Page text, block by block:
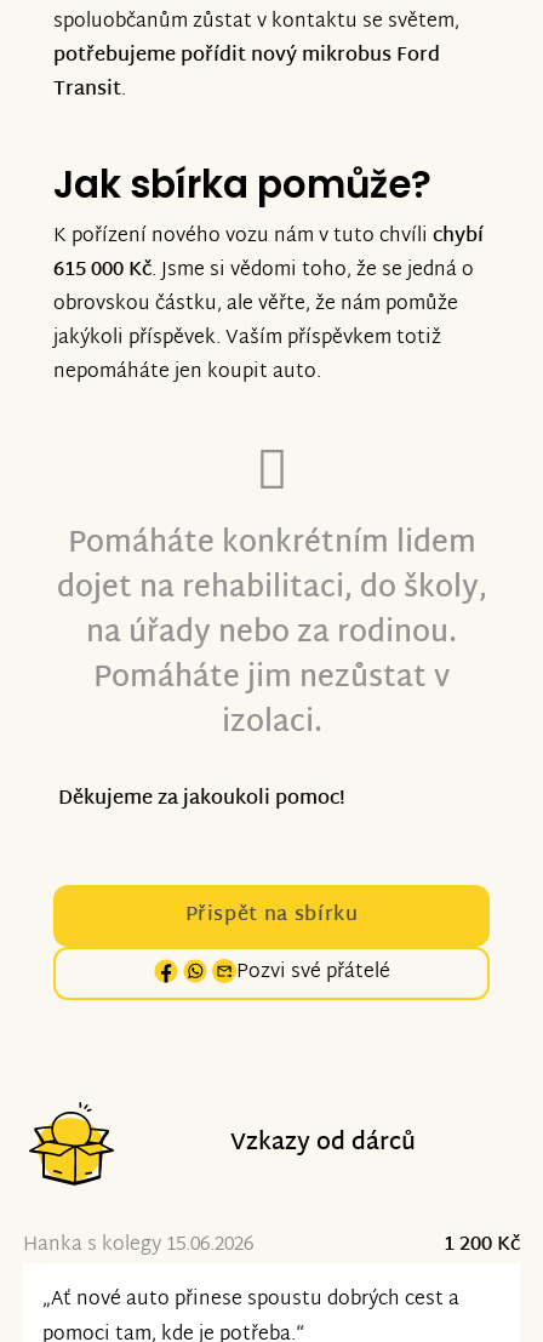
spoluobčanům zůstat v kontaktu se světem,
potřebujeme pořídit nový mikrobus Ford
Transit.
Jak sbírka pomůže?
K pořízení nového vozu nám v tuto chvíli chybí
615 000 Kč. Jsme si vědomi toho, že se jedná o
obrovskou částku, ale věřte, že nám pomůže
jakýkoli příspěvek. Vaším příspěvkem totiž
nepomáháte jen koupit auto.
Pomáháte konkrétním lidem
dojet na rehabilitaci, do školy,
na úřady nebo za rodinou.
Pomáháte jim nezůstat v
izolaci.
Děkujeme za jakoukoli pomoc!
Přispět na sbírku
Pozvi své přátelé
Vzkazy od dárců
Hanka s kolegy 15.06.2026
1 200 Kč
„Ať nové auto přinese spoustu dobrých cest a